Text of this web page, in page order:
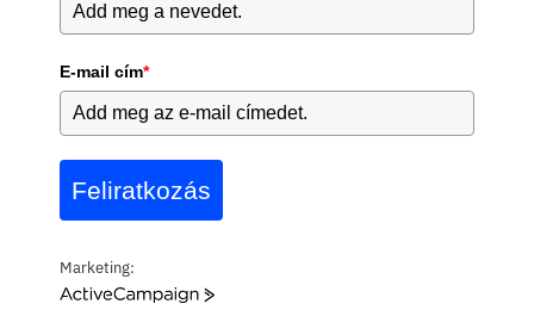
E-mail cím*
Feliratkozás
Marketing:
A